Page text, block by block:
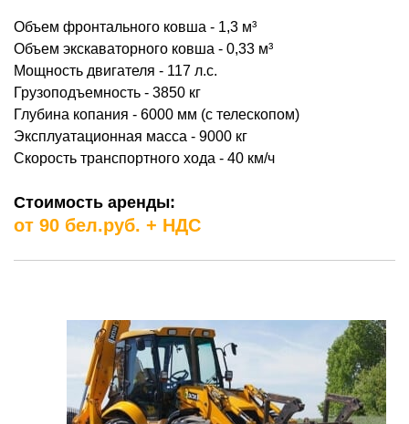
Объем фронтального ковша - 1,3 м³
Объем экскаваторного ковша - 0,33 м³
Мощность двигателя - 117 л.с.
Грузоподъемность - 3850 кг
Глубина копания - 6000 мм (с телескопом)
Эксплуатационная масса - 9000 кг
Скорость транспортного хода - 40 км/ч
Стоимость аренды:
от 90 бел.руб. + НДС